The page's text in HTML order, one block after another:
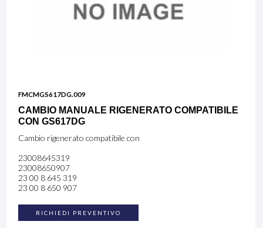
FMCMGS617DG.009
CAMBIO MANUALE RIGENERATO COMPATIBILE
CON GS617DG
Cambio rigenerato compatibile con
23008645319
23008650907
23 00 8 645 319
23 00 8 650 907
RICHIEDI PREVENTIVO